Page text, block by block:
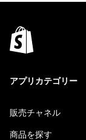
アプリカテゴリー
販売チャネル
商品を探す